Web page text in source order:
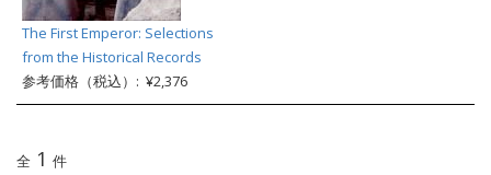
The First Emperor: Selections
from the Historical Records
参考価格（税込）: ¥2,376
全 1 件